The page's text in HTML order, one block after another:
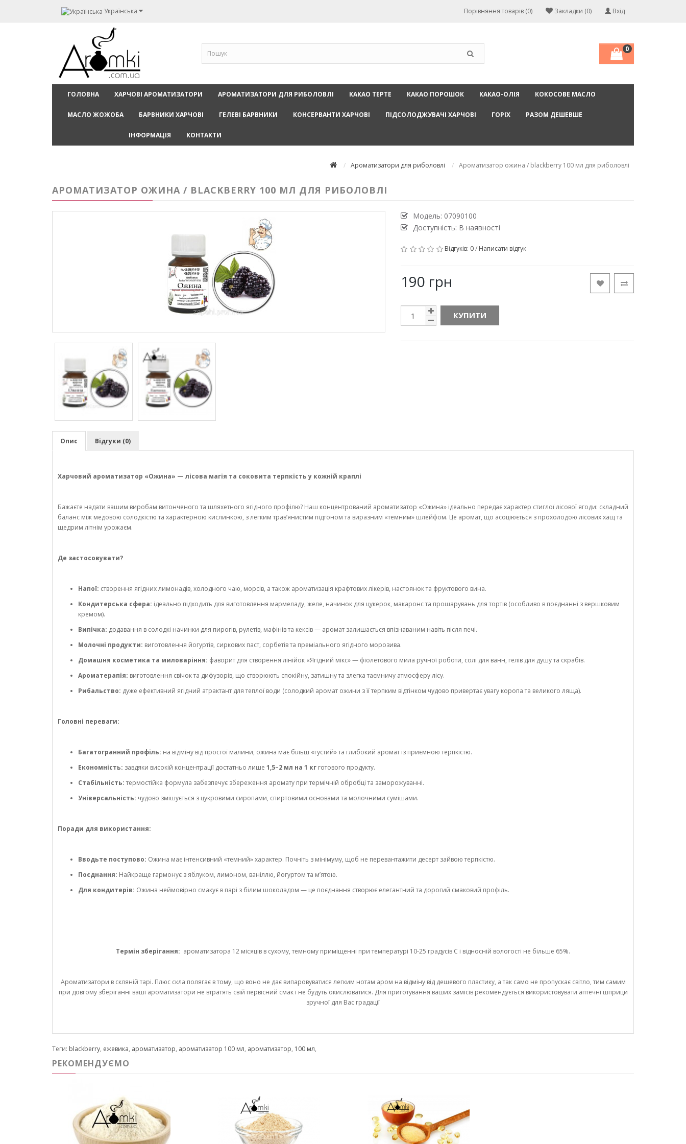
Українська Вхід
Закладки (0)
Порівняння товарів (0)
0
ГОЛОВНА ХАРЧОВІ АРОМАТИЗАТОРИ АРОМАТИЗАТОРИ ДЛЯ РИБОЛОВЛІ КАКАО ТЕРТЕ КАКАО ПОРОШОК КАКАО-ОЛІЯ КОКОСОВЕ МАСЛО
МАСЛО ЖОЖОБА БАРВНИКИ ХАРЧОВІ ГЕЛЕВІ БАРВНИКИ КОНСЕРВАНТИ ХАРЧОВІ ПІДСОЛОДЖУВАЧІ ХАРЧОВІ ГОРІХ РАЗОМ ДЕШЕВШЕ
ІНФОРМАЦІЯ КОНТАКТИ
Ароматизатори для риболовлі Ароматизатор ожина / blackberry 100 мл для риболовлі
АРОМАТИЗАТОР ОЖИНА / BLACKBERRY 100 МЛ ДЛЯ РИБОЛОВЛІ
Модель: 07090100
Доступність: В наявності
Відгуків: 0/ Написати відгук
190 грн
КУПИТИ
Опис Відгуки (0)
Харчовий ароматизатор «Ожина» — лісова магія та соковита терпкість у кожній краплі
Бажаєте надати вашим виробам витонченого та шляхетного ягідного профілю? Наш концентрований ароматизатор «Ожина» ідеально передає характер стиглої лісової ягоди: складний
баланс між медовою солодкістю та характерною кислинкою, з легким трав’янистим підтоном та виразним «темним» шлейфом. Це аромат, що асоціюється з прохолодою лісових хащ та
щедрим літнім урожаєм.
Де застосовувати?
Напої: створення ягідних лимонадів, холодного чаю, морсів, а також ароматизація крафтових лікерів, настоянок та фруктового вина.
Кондитерська сфера: ідеально підходить для виготовлення мармеладу, желе, начинок для цукерок, макаронс та прошарувань для тортів (особливо в поєднанні з вершковим
кремом).
Випічка: додавання в солодкі начинки для пирогів, рулетів, мафінів та кексів — аромат залишається впізнаваним навіть після печі.
Молочні продукти: виготовлення йогуртів, сиркових паст, сорбетів та преміального ягідного морозива.
Домашня косметика та миловаріння: фаворит для створення лінійок «Ягідний мікс» — фіолетового мила ручної роботи, солі для ванн, гелів для душу та скрабів.
Ароматерапія: виготовлення свічок та дифузорів, що створюють спокійну, затишну та злегка таємничу атмосферу лісу.
Рибальство: дуже ефективний ягідний атрактант для теплої води (солодкий аромат ожини з її терпким відтінком чудово привертає увагу коропа та великого ляща).
Головні переваги:
Багатогранний профіль: на відміну від простої малини, ожина має більш «густий» та глибокий аромат із приємною терпкістю.
Економність: завдяки високій концентрації достатньо лише 1,5–2 мл на 1 кг готового продукту.
Стабільність:термостійка формула забезпечує збереження аромату при термічній обробці та заморожуванні.
Універсальність: чудово змішується з цукровими сиропами, спиртовими основами та молочними сумішами.
Поради для використання:
Вводьте поступово: Ожина має інтенсивний «темний» характер. Почніть з мінімуму, щоб не перевантажити десерт зайвою терпкістю.
Поєднання: Найкраще гармонує з яблуком, лимоном, ваніллю, йогуртом та м’ятою.
Для кондитерів: Ожина неймовірно смакує в парі з білим шоколадом — це поєднання створює елегантний та дорогий смаковий профіль.
Термін зберігання: ароматизатора 12 місяців в сухому, темному приміщенні при температурі 10-25 градусів С і відносній вологості не більше 65%.
Ароматизатори в скляній тарі. Плюс скла полягає в тому, що воно не дає випаровуватися легким нотам аром на відміну від дешевого пластику, а так само не пропускає світло, тим самим
при довгому зберіганні ваші ароматизатори не втратять свій первісний смак і не будуть окислюватися. Для приготування ваших замісів рекомендується використовувати аптечні шприци
зручної для Вас градації
Теги: blackberry, ежевика, ароматизатор, ароматизатор 100 мл, ароматизатор, 100 мл,
РЕКОМЕНДУЄМО